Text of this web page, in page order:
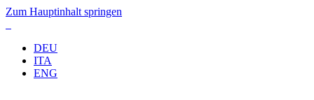
Zum Hauptinhalt springen
DEU
ITA
ENG